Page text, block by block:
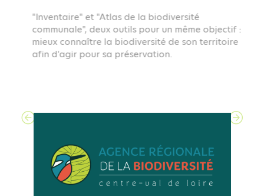
Inventaire et Atlas de la Biodiversité